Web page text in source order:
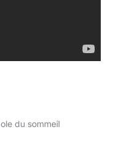
du sommeil